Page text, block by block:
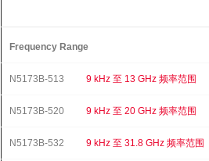
Frequency Range
N5173B-513 9 kHz 至 13 GHz 频率范围
N5173B-520 9 kHz 至 20 GHz 频率范围
N5173B-532 9 kHz 至 31.8 GHz 频率范围